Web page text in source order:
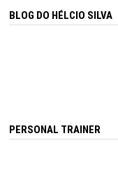
BLOG DO HÉLCIO SILVA
PERSONAL TRAINER